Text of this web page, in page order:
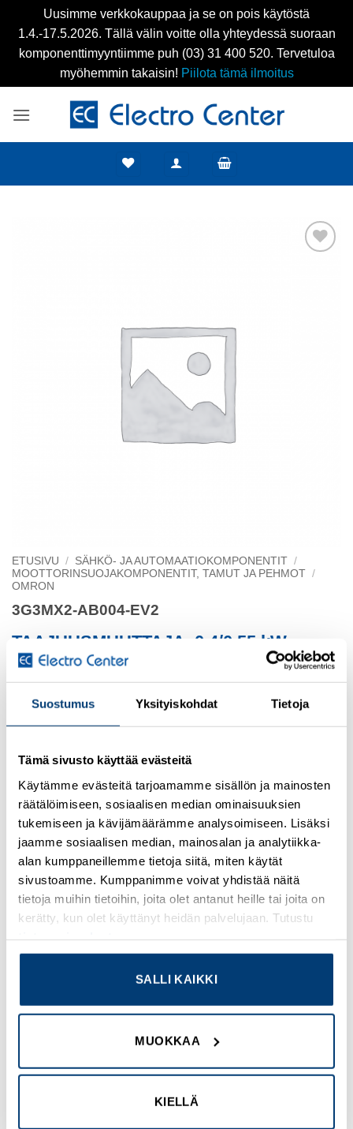
Suostumus Yksityiskohdat Tietoja
Tämä sivusto käyttää evästeitä
Käytämme evästeitä tarjoamamme sisällön ja mainosten
räätälöimiseen, sosiaalisen median ominaisuuksien
tukemiseen ja kävijämäärämme analysoimiseen. Lisäksi
jaamme sosiaalisen median, mainosalan ja analytiikka-
alan kumppaneillemme tietoja siitä, miten käytät
sivustoamme. Kumppanimme voivat yhdistää näitä
tietoja muihin tietoihin, joita olet antanut heille tai joita on
kerätty, kun olet käyttänyt heidän palvelujaan. Tutustu
SALLI KAIKKI
MUOKKAA
KIELLÄ
Uusimme verkkokauppaa ja se on pois käytöstä
1.4.-17.5.2026. Tällä välin voitte olla yhteydessä suoraan
komponenttimyyntiimme puh (03) 31 400 520. Tervetuloa
myöhemmin takaisin! Piilota tämä ilmoitus
ETUSIVU / SÄHKÖ- JA AUTOMAATIOKOMPONENTIT /
MOOTTORINSUOJAKOMPONENTIT, TAMUT JA PEHMOT /
OMRON
3G3MX2-AB004-EV2
TAAJUUSMUUTTAJA, 0.4/0.55 kW,
3.0/3.5 A
verkkokauppaa
Osastot:Omron,Uudet tuotteet
TUTUSTU MYÖS
wishlist
OMRON